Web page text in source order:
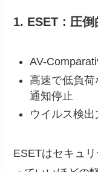
1. ESET：圧
AV-
高速で低負
通知停止
ウイルス検
ESETはセキュ